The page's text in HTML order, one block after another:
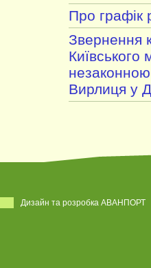
Про графік
Звернення
Київського
Вирлиця у
Дизайн та розробка АВАНПОРТ